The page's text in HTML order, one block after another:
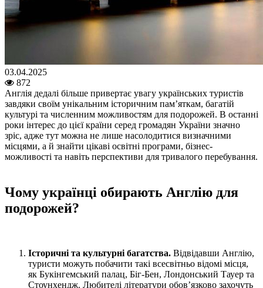
03.04.2025
872
Англія дедалі більше привертає увагу українських туристів
завдяки своїм унікальним історичним пам’яткам, багатій
культурі та численним можливостям для подорожей. В останні
роки інтерес до цієї країни серед громадян України значно
зріс, адже тут можна не лише насолодитися визначними
місцями, а й знайти цікаві освітні програми, бізнес-
можливості та навіть перспективи для тривалого перебування.
Чому українці обирають Англію для
подорожей?
Історичні та культурні багатства. Відвідавши Англію,
туристи можуть побачити такі всесвітньо відомі місця,
як Букінгемський палац, Біг-Бен, Лондонський Тауер та
Стоунхендж. Любителі літератури обов’язково захочуть